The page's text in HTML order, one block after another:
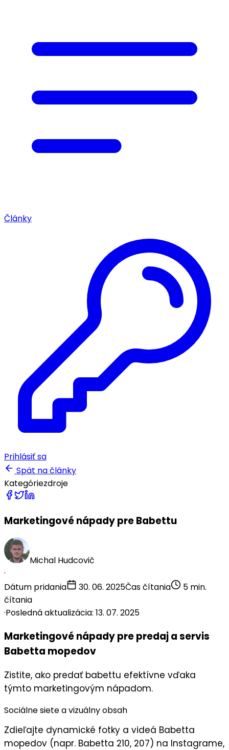
Články
Prihlásiť sa
Spät na články
Kategóriezdroje
Marketingové nápady pre Babettu
Michal Hudcovič
·
Dátum pridania
30. 06. 2025Čas čítania
5 min.
čítania
·Posledná aktualizácia: 13. 07. 2025
Marketingové nápady pre predaj a servis
Babetta mopedov
Zistite, ako predať babettu efektívne vďaka
týmto marketingovým nápadom.
Sociálne siete a vizuálny obsah
Zdieľajte dynamické fotky a videá Babetta
mopedov (napr. Babetta 210, 207) na Instagrame,